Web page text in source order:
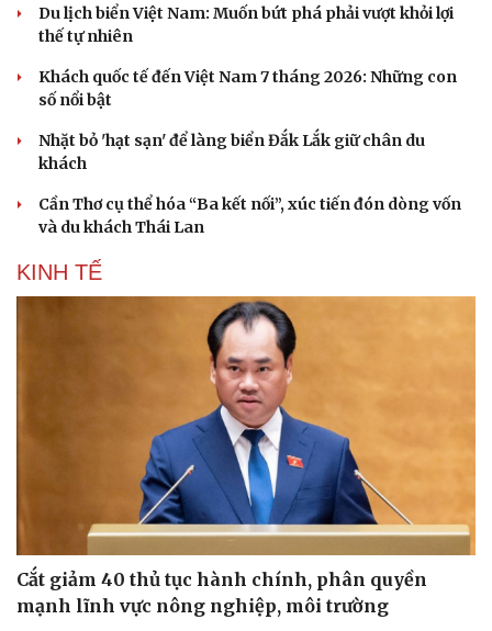
Sân khấu - Điện ảnh
Giải trí
Nghệ sĩ
Thời trang
Sao Việt
Du lịch biển Việt Nam: Muốn bứt phá phải vượt khỏi lợi
thế tự nhiên
Khách quốc tế đến Việt Nam 7 tháng 2026: Những con
số nổi bật
Nhặt bỏ 'hạt sạn' để làng biển Đắk Lắk giữ chân du
khách
Cần Thơ cụ thể hóa “Ba kết nối”, xúc tiến đón dòng vốn
và du khách Thái Lan
KINH TẾ
Cắt giảm 40 thủ tục hành chính, phân quyền
mạnh lĩnh vực nông nghiệp, môi trường